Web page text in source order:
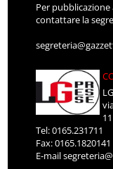
Per
contattare la
Tel: 0165.231711
Fax: 0165.1820141
E-mail